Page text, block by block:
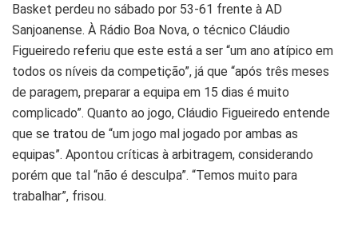
Basket perdeu no sábado por 53-61 frente à AD
Sanjoanense. À Rádio Boa Nova, o técnico Cláudio
Figueiredo referiu que este está a ser “um ano atípico em
todos os níveis da competição”, já que “após três meses
de paragem, preparar a equipa em 15 dias é muito
complicado”. Quanto ao jogo, Cláudio Figueiredo entende
que se tratou de “um jogo mal jogado por ambas as
equipas”. Apontou críticas à arbitragem, considerando
porém que tal “não é desculpa”. “Temos muito para
trabalhar”, frisou.